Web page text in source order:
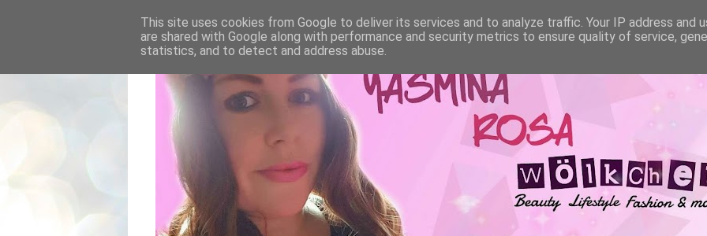
This site uses cookies from Google to deliver its services and to analyze traffic. Your IP address and
are shared with Google along with performance and security metrics to ensure quality of service,
statistics, and to detect and address abuse.